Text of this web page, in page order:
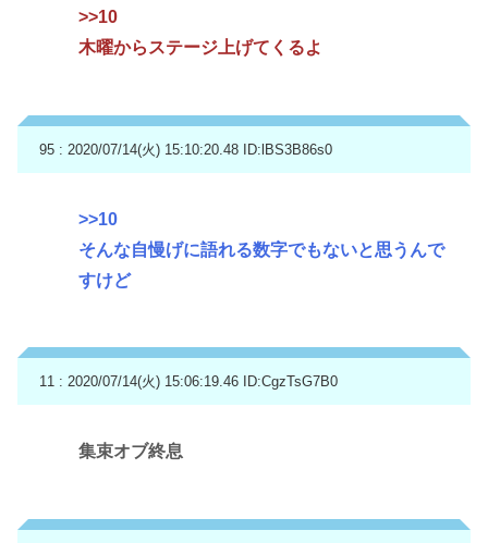
>>10
木曜からステージ上げてくるよ
95 : 2020/07/14(火) 15:10:20.48 ID:lBS3B86s0
>>10
そんな自慢げに語れる数字でもないと思うんで
すけど
11 : 2020/07/14(火) 15:06:19.46 ID:CgzTsG7B0
集束オブ終息